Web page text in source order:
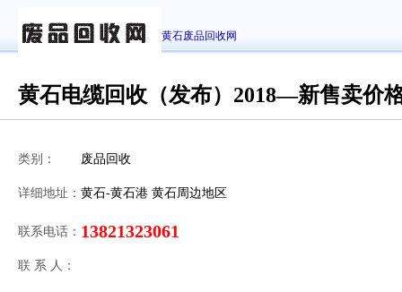
黄石废品回收网
黄石电缆回收（发布）2018—新售卖价
类别： 废品回收
详细地址： 黄石-黄石港 黄石周边地区
联系电话： 13821323061
联 系 人：